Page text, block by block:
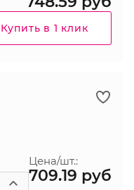
Купить в 1 клик
Цена/шт.:
709.19 руб